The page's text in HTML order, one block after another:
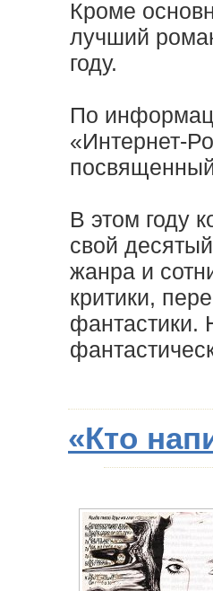
Кроме
лучший
году.
По
«Интернет-
В этом году
свой
жанра и
критики,
фантастики.
«Кто